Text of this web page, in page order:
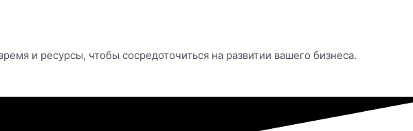
и ресурсы, чтобы сосредоточиться на развитии вашего бизнеса.